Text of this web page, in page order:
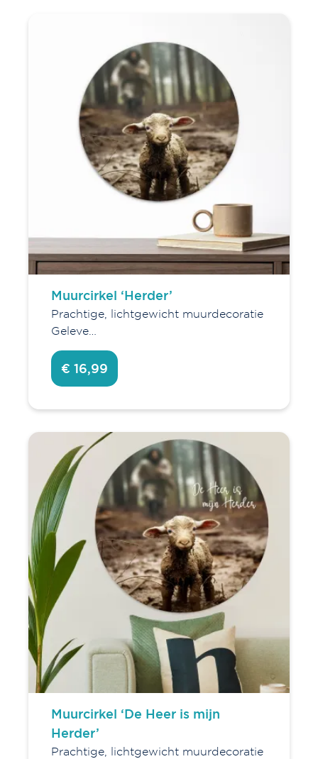
Muurcirkel ‘Herder’
Prachtige, lichtgewicht muurdecoratie
Geleve…
€ 16,99
Muurcirkel ‘De Heer is mijn
Herder’
Prachtige, lichtgewicht muurdecoratie